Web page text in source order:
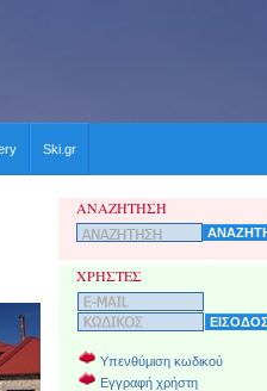
Ski.gr
ΑΝΑΖΗΤΗΣΗ
ΧΡΗΣΤΕΣ
Υπενθύμιση κωδικού
Εγγραφή χρήστη